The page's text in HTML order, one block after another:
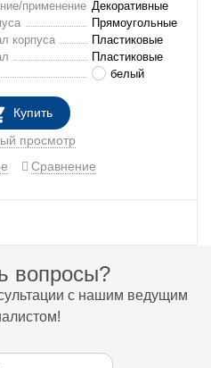
применение Декоративные
Прямоугольные
корпуса
Пластиковые
Пластиковые
белый
Купить
просмотр
Сравнение
вопросы?
с нашим ведущим